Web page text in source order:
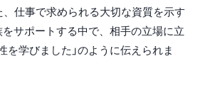
、仕事で求められる大切な資質を示す
をサポートする中で、相手の立場に立
を学びました」のように伝えられま